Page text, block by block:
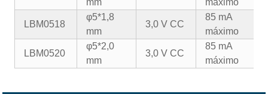
mm máximo
LBM0518
φ5*1,8
mm
3,0 V CC
85 mA
máximo
LBM0520
φ5*2,0
mm
3,0 V CC
85 mA
máximo